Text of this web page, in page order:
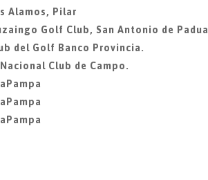
Alamos, Pilar
Golf Club, San Antonio de Padua
del Golf Banco Provincia.
Nacional Club de Campo.